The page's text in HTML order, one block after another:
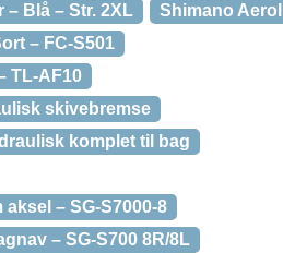
Blå – Str. 2XL
Shimano
– FC-S501
TL-AF10
skivebremse
komplet til bag
– SG-S7000-8
– SG-S700 8R/8L